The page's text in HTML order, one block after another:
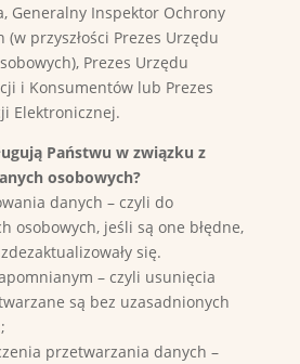
Generalny Inspektor Ochrony
(w przyszłości Prezes Urzędu
Prezes Urzędu
i Konsumentów lub Prezes
Elektronicznej.
Państwu w związku z
osobowych?
danych – czyli do
osobowych, jeśli są one błędne,
się.
– czyli usunięcia
są bez uzasadnionych
przetwarzania danych –